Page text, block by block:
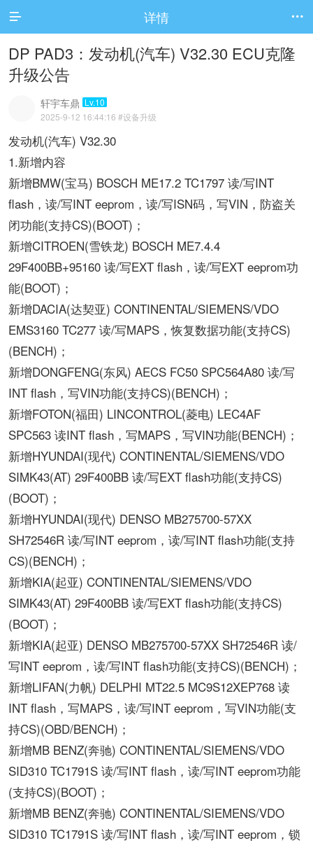
 详情 
DP PAD3：发动机(汽车) V32.30 ECU克隆
升级公告
轩宇车鼎 Lv.10
2025-9-12 16:44:16 #设备升级
发动机(汽车) V32.30
1.新增内容
新增BMW(宝马) BOSCH ME17.2 TC1797 读/写INT
flash，读/写INT eeprom，读/写ISN码，写VIN，防盗关
闭功能(支持CS)(BOOT)；
新增CITROEN(雪铁龙) BOSCH ME7.4.4
29F400BB+95160 读/写EXT flash，读/写EXT eeprom功
能(BOOT)；
新增DACIA(达契亚) CONTINENTAL/SIEMENS/VDO
EMS3160 TC277 读/写MAPS，恢复数据功能(支持CS)
(BENCH)；
新增DONGFENG(东风) AECS FC50 SPC564A80 读/写
INT flash，写VIN功能(支持CS)(BENCH)；
新增FOTON(福田) LINCONTROL(菱电) LEC4AF
SPC563 读INT flash，写MAPS，写VIN功能(BENCH)；
新增HYUNDAI(现代) CONTINENTAL/SIEMENS/VDO
SIMK43(AT) 29F400BB 读/写EXT flash功能(支持CS)
(BOOT)；
新增HYUNDAI(现代) DENSO MB275700-57XX
SH72546R 读/写INT eeprom，读/写INT flash功能(支持
CS)(BENCH)；
新增KIA(起亚) CONTINENTAL/SIEMENS/VDO
SIMK43(AT) 29F400BB 读/写EXT flash功能(支持CS)
(BOOT)；
新增KIA(起亚) DENSO MB275700-57XX SH72546R 读/
写INT eeprom，读/写INT flash功能(支持CS)(BENCH)；
新增LIFAN(力帆) DELPHI MT22.5 MC9S12XEP768 读
INT flash，写MAPS，读/写INT eeprom，写VIN功能(支
持CS)(OBD/BENCH)；
新增MB BENZ(奔驰) CONTINENTAL/SIEMENS/VDO
SID310 TC1791S 读/写INT flash，读/写INT eeprom功能
(支持CS)(BOOT)；
新增MB BENZ(奔驰) CONTINENTAL/SIEMENS/VDO
SID310 TC1791S 读/写INT flash，读/写INT eeprom，锁